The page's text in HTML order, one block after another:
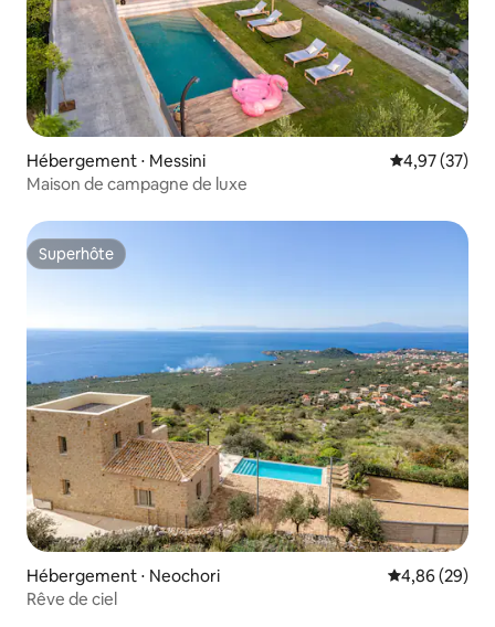
Hébergement ⋅ Messini Évaluation
4,97 (37)
Maison de campagne de luxe
Superhôte
Superhôte
Hébergement ⋅ Neochori Évaluation
4,86 (29)
Rêve de ciel